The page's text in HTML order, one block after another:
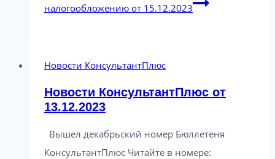
налогообложению от 15.12.2023
Новости КонсультантПлюс
Новости КонсультантПлюс от
13.12.2023
Вышел декабрьский номер Бюллетеня
КонсультантПлюс Читайте в номере: